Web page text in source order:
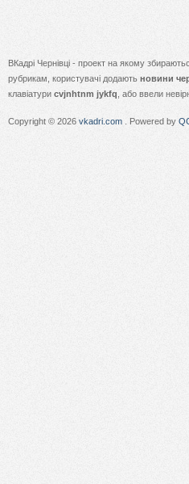
ВКадрі Чернівці - проект на якому
рубрикам, користувачі додають новини
клавіатури cvjnhtnm jykfq , або ввели
Copyright © 2026 vkadri.com . Powered by